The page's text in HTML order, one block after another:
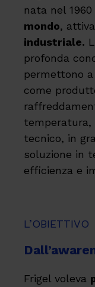
nata nel 1960
mondo,
industriale.
profonda
permettono
come
temperatura,
tecnico, in
soluzione in
efficienza e
L’OBIETTIVO
Frigel voleva